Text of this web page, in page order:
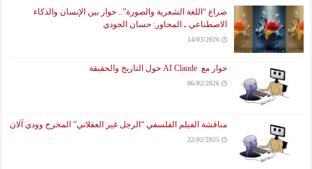
صراع “اللغة الشعرية والصورة”.. حوار بين الإنسان والذكاء
الاصطناعي ـ المحاور: حسان الجودي
14/03/2026
حوار مع AI Claude حول التاريخ والحقيقة
06/02/2026
مناقشة الفيلم الفلسفي “الرجل غير العقلاني” المخرج وودي آلان
22/02/2025